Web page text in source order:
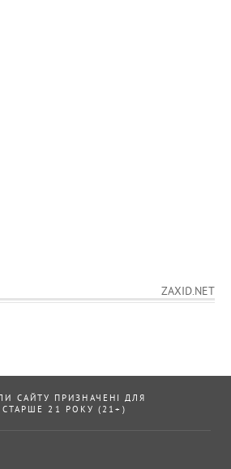
ZAXID.NET
САЙТУ ПРИЗНАЧЕНІ ДЛЯ
СТАРШЕ 21 РОКУ (21+)